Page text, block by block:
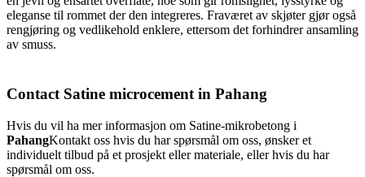
eleganse til rommet der den integreres. Fraværet av skjøter gjør også
rengjøring og vedlikehold enklere, ettersom det forhindrer ansamling
av smuss.
Contact Satine microcement in Pahang
Hvis du vil ha mer informasjon om Satine-mikrobetong i
PahangKontakt oss hvis du har spørsmål om oss, ønsker et
individuelt tilbud på et prosjekt eller materiale, eller hvis du har
spørsmål om oss.